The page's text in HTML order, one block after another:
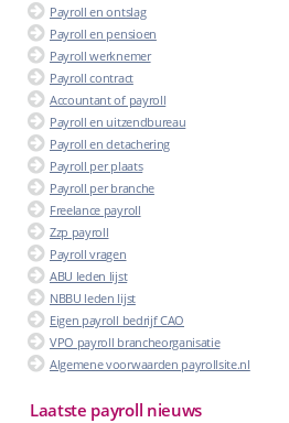
Payroll en ontslag
Payroll en pensioen
Payroll werknemer
Payroll contract
Accountant of payroll
Payroll en uitzendbureau
Payroll en detachering
Payroll per plaats
Payroll per branche
Freelance payroll
Zzp payroll
Payroll vragen
ABU leden lijst
NBBU leden lijst
Eigen payroll bedrijf CAO
VPO payroll brancheorganisatie
Algemene voorwaarden payrollsite.nl
Laatste payroll nieuws